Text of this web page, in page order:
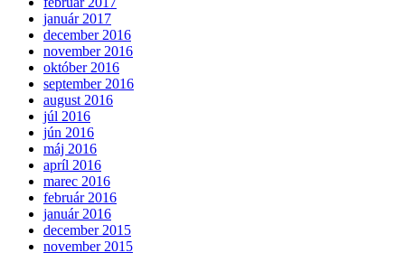
január 2017
december 2016
november 2016
október 2016
september 2016
august 2016
júl 2016
jún 2016
máj 2016
apríl 2016
marec 2016
február 2016
január 2016
december 2015
november 2015